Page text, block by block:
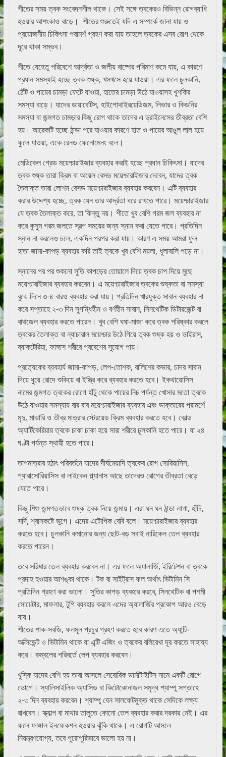
শীতের সময় ত্বক সংবেদনশীল থাকে। সেই সঙ্গে ত্বকেরও বিভিন্ন রোগব্যাধি
হওয়ার আশংকাও বাড়ে। শীতের শুরুতেই যদি এ সম্পর্কে জানা যায় ও
প্রয়োজনীয় চিকিৎসা পরামর্শ গ্রহণ করা যায় তাহলে ত্বকের এসব রোগ থেকে
দূরে থাকা সম্ভব।
শীতে যেহেতু পরিবেশে আর্দ্রতা ও জলীয় বাষ্পের পরিমাণ কমে যায়, এ কারণে
প্রধান সমস্যাই হচ্ছে ত্বক শুষ্ক, খসখসে হয়ে যাওয়া। এর ফলে চুলকানি,
ঠোঁট ও পায়ের চামড়া ফেটে যাওয়া, হাতের চামড়া উঠে যাওয়াসহ খুশকির
সমস্যা বাড়ে। যাদের ডায়াবেটিস, হাইপোথাইরয়েডিজম, লিভার ও কিডনির
সমস্যা বা জন্মগত চামড়ার কিছু রোগ থাকে তাদের এ ড্রাইনেসের তীব্রতা বেশি
হয়। আরেকটি হচ্ছে ঠান্ডা পরে যাওয়ার কারণে হাত ও পায়ের আঙুল লাল হয়ে
ফুলে যাওয়া, একে রেনড ফেনোমেনং বলে।
মেডিকেল গ্রেড ময়েশ্চারাইজার ব্যবহার করাই হচ্ছে প্রধান চিকিৎসা। যাদের
ত্বক শুষ্ক তারা ক্রিম বা অয়েল বেসড ময়েশ্চারাইজার দেবেন, যাদের ত্বক
তৈলাক্ত তারা লোশন বেসড ময়েশ্চারাইজার ব্যবহার করবেন। এটি ব্যবহার
করার উদ্দেশ্য হচ্ছে, ত্বক যেন তার আর্দ্রতা ধরে রাখতে পারে। ময়েশ্চারাইজার
যে ত্বক তৈলাক্ত করে, তা কিন্তু নয়। শীতে খুব বেশি গরম জল ব্যবহার না
করে কুসুম গরম জলতে স্বল্প সময়ের জন্য স্নান করা যেতে পারে। প্রতিদিন
স্নান না করলেও চলে, একদিন পরপর করা যায়। কারণ এ সময় আমরা ফুল
হাতা জামা-কাপড় ব্যবহার করি তাই ত্বকে খুব বেশি ময়লা, ধুলাবালি পড়ে না।
স্নানের পর পর শুকনো সুতি কাপড়ের তোয়ালে দিয়ে ত্বক চাপ দিয়ে মুছে
ময়েশ্চারাইজার ব্যবহার করবেন। এ ময়েশ্চারাইজার ত্বকের শুষ্কতা বা সমস্যা
বুঝে দিনে ৩-৪ বারও ব্যবহার করা যায়। প্রতিদিন খারযুক্ত সাবান ব্যবহার না
করে সপ্তাহে ২-৩ দিন সুগন্ধিহীন ও বর্ণহীন সাবান, সিনথেটিক ডিটারজেন্ট বা
বাথজেল ব্যবহার করতে পারেন। খুব বেশি ঘষা-মাজা করে ত্বক পরিষ্কার করলে
ত্বকের তৈলাক্ত বা ন্যাচারাল ময়েশ্চার উঠে গিয়ে ত্বক শুষ্ক হয় ও ভাইরাস,
ব্যাকটেরিয়া, ফাঙ্গাস শরীরে প্রবেশের সুযোগ পায়।
প্রত্যেকের ব্যবহার্য জামা-কাপড়, লেপ-তোশক, বালিশের কভার, চাদর সাবান
দিয়ে ধুয়ে রোদে শুকিয়ে বা ইস্ত্রি করে ব্যবহার করতে হবে। ইকথায়োসিস
নামের জন্মগত ত্বকের রোগে হাঁটু থেকে পায়ের নিচ পর্যন্ত খোসার মতো ত্বকে
উঠে যাওয়ার সমস্যায় বার বার ময়েশ্চারাইজার ব্যবহার এবং ডাক্তারের পরামর্শে
মৃদু, মাঝারি ও তীব্র মাত্রার স্টেরয়েড ক্রিম ব্যবহার করতে হবে। কোল্ড
অ্যার্টিকেরিয়ায় ত্বকে চাকা চাকা হয়ে সারা শরীরে চুলকানি হতে পারে। যা ২৪
ঘণ্টা পর্যন্ত স্থায়ী হতে পারে।
তাপমাত্রার হঠাৎ পরিবর্তনে যাদের দীর্ঘমেয়াদি ত্বকের রোগ সোরিয়াসিস,
প্যারাসোরিয়াসিস বা লাইকেন প্ল্যানাস আছে তাদেরও রোগের তীব্রতা বেড়ে
যেতে পারে।
কিছু শিশু জন্মগতভাবে শুষ্ক ত্বক নিয়ে জন্মায়। এরা ঘন ঘন ঠান্ডা লাগা, হাঁচি,
সর্দি, শ্বাসকষ্টে ভুগে। এদের এটোপিক বেবি বলে। ময়েশ্চারাইজার ব্যবহার
করতে হবে। চুলকানি কমানোর জন্য ছোট-বড় সবাই নারিকেল তেল ব্যবহার
করতে পারেন।
তবে সরিষার তেল ব্যবহার করবেন না। এর ফলে অ্যালার্জি, ইরিটেশন বা ত্বকে
প্রদাহ হওয়ার আশঙ্কা থাকে। টক বা সাইট্রাস ফল অর্থাৎ ভিটামিন সি
প্রতিদিন গ্রহণ করা ভালো। সুতির কাপড় ব্যবহার করবে, সিনথেটিক বা পশমী
সোয়েটার, মাফলার, টুপি ব্যবহার করলে এদের অ্যালার্জির প্রকোপ আরও বেড়ে
যায়।
শীতের শাক-সবজি, ফলমূল প্রচুর গ্রহণ করতে হবে কারণ এতে অ্যান্টি-
অক্সিডেন্ট ও ভিটামিন থাকে যা এন্টি এজিং ও ত্বকের বলিরেখা দূর করতে সাহায্য
করে। কম্বলের পরিবর্তে লেপ ব্যবহার করবেন।
খুস্কি যাদের বেশি হয় তারা আসলে সেবোরিক ডার্মাটাইটিস নামে একটি রোগে
ভোগে। স্যালিসাইলিক অ্যাসিড বা কিটোকোনাজল সমৃদ্ধ শ্যাম্পু সপ্তাহে
২-৩ দিন ব্যবহার করবেন। শ্যাম্পু যেন সালফেটমুক্ত থাকে সেদিকে লক্ষ্য
রাখবেন। স্ক্যাল্প বা মাথার তালুতে কোনো তেল ব্যবহার করার দরকার নেই। এর
ফলে ফাঙ্গাল ইনফেকশন হওয়ার ঝুঁকি থাকে। এ রোগটি আসলে
নিয়ন্ত্রণযোগ্য, তবে পুরোপুরিভাবে ভালো হয় না।